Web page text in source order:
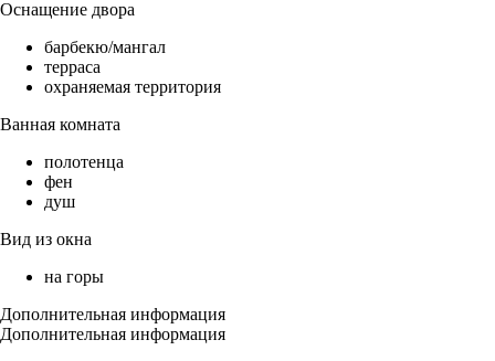
Оснащение двора
барбекю/мангал
терраса
охраняемая территория
Ванная комната
полотенца
фен
душ
Вид из окна
на горы
Дополнительная информация
Дополнительная информация